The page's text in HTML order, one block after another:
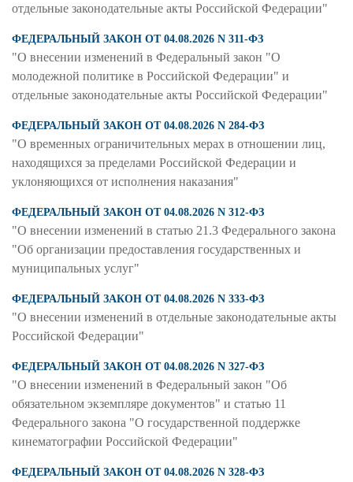
отдельные законодательные акты Российской Федерации"
ФЕДЕРАЛЬНЫЙ ЗАКОН ОТ 04.08.2026 N 311-ФЗ
"О внесении изменений в Федеральный закон "О
молодежной политике в Российской Федерации" и
отдельные законодательные акты Российской Федерации"
ФЕДЕРАЛЬНЫЙ ЗАКОН ОТ 04.08.2026 N 284-ФЗ
"О временных ограничительных мерах в отношении лиц,
находящихся за пределами Российской Федерации и
уклоняющихся от исполнения наказания"
ФЕДЕРАЛЬНЫЙ ЗАКОН ОТ 04.08.2026 N 312-ФЗ
"О внесении изменений в статью 21.3 Федерального закона
"Об организации предоставления государственных и
муниципальных услуг"
ФЕДЕРАЛЬНЫЙ ЗАКОН ОТ 04.08.2026 N 333-ФЗ
"О внесении изменений в отдельные законодательные акты
Российской Федерации"
ФЕДЕРАЛЬНЫЙ ЗАКОН ОТ 04.08.2026 N 327-ФЗ
"О внесении изменений в Федеральный закон "Об
обязательном экземпляре документов" и статью 11
Федерального закона "О государственной поддержке
кинематографии Российской Федерации"
ФЕДЕРАЛЬНЫЙ ЗАКОН ОТ 04.08.2026 N 328-ФЗ